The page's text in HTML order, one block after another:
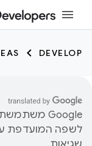
DEVELOP
לשפה המועדפת